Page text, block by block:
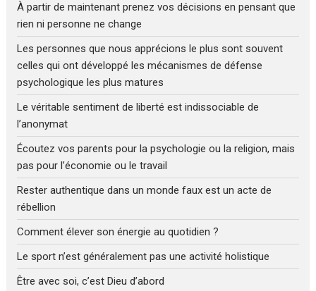
À partir de maintenant prenez vos décisions en pensant que
rien ni personne ne change
Les personnes que nous apprécions le plus sont souvent
celles qui ont développé les mécanismes de défense
psychologique les plus matures
Le véritable sentiment de liberté est indissociable de
l’anonymat
Écoutez vos parents pour la psychologie ou la religion, mais
pas pour l’économie ou le travail
Rester authentique dans un monde faux est un acte de
rébellion
Comment élever son énergie au quotidien ?
Le sport n’est généralement pas une activité holistique
Être avec soi, c’est Dieu d’abord